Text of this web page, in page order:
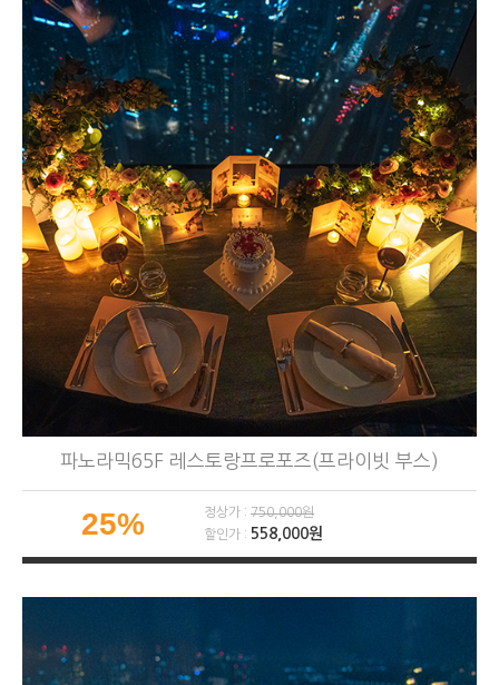
파노라믹65F 레스토랑프로포즈(프라이빗 부스)
25% 정상가 : 750,000원
할인가 : 558,000원